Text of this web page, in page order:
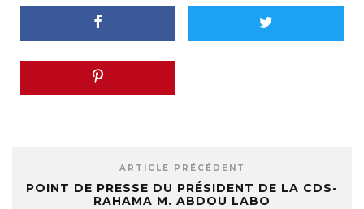
ARTICLE PRÉCÉDENT
POINT DE PRESSE DU PRÉSIDENT DE LA CDS-
RAHAMA M. ABDOU LABO